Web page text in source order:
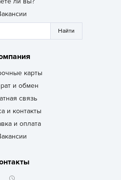
карты
и обмен
связь
и контакты
и оплата